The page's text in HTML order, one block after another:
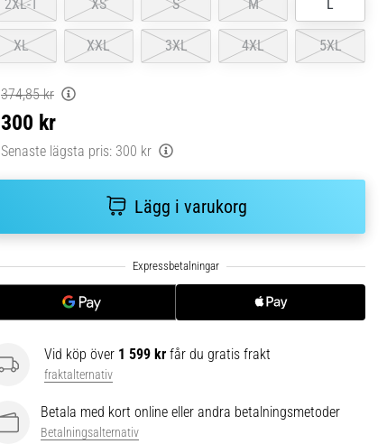
2XL-T XS S M L
XL XXL 3XL 4XL 5XL
374,85 kr
300 kr
Senaste lägsta pris: 300 kr
Lägg i varukorg
Vid köp över 1 599 kr får du gratis frakt
fraktalternativ
Betala med kort online eller andra betalningsmetoder
Betalningsalternativ